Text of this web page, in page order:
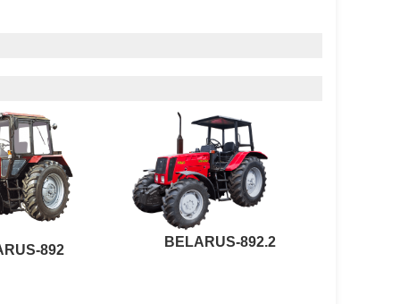
892
BELARUS-892.2